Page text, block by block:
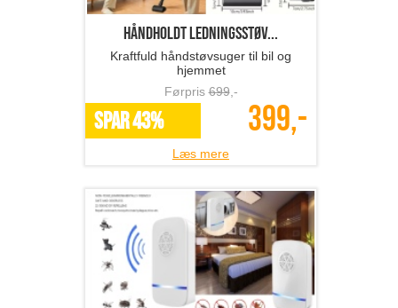
Håndholdt ledningsstøv...
Kraftfuld håndstøvsuger til bil og
hjemmet
Førpris699,-
SPAR 43% 399,-
Læs mere